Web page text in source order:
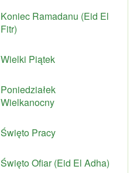
Koniec Ramadanu (Eid El
Fitr)
Wielki Piątek
Poniedziałek
Wielkanocny
Święto Pracy
Święto Ofiar (Eid El Adha)